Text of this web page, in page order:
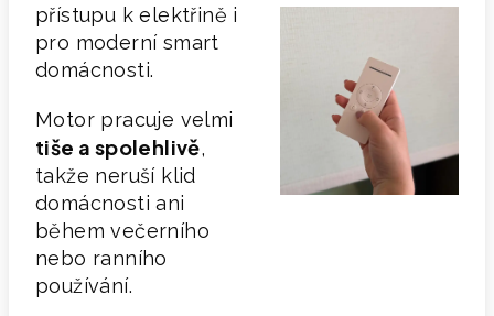
přístupu k elektřině i
pro moderní smart
domácnosti.
Motor pracuje velmi
tiše a spolehlivě,
takže neruší klid
domácnosti ani
během večerního
nebo ranního
používání.